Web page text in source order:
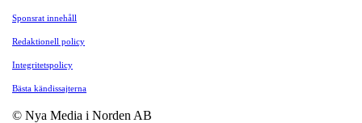
Sponsrat innehåll
Redaktionell policy
Integritetspolicy
Bästa kändissajterna
© Nya Media i Norden AB